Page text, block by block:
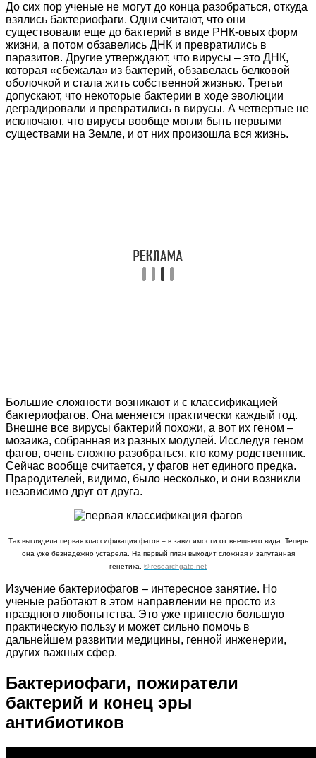
До сих пор ученые не могут до конца разобраться, откуда
взялись бактериофаги. Одни считают, что они
существовали еще до бактерий в виде РНК-овых форм
жизни, а потом обзавелись ДНК и превратились в
паразитов. Другие утверждают, что вирусы – это ДНК,
которая «сбежала» из бактерий, обзавелась белковой
оболочкой и стала жить собственной жизнью. Третьи
допускают, что некоторые бактерии в ходе эволюции
деградировали и превратились в вирусы. А четвертые не
исключают, что вирусы вообще могли быть первыми
существами на Земле, и от них произошла вся жизнь.
Большие сложности возникают и с классификацией
бактериофагов. Она меняется практически каждый год.
Внешне все вирусы бактерий похожи, а вот их геном –
мозаика, собранная из разных модулей. Исследуя геном
фагов, очень сложно разобраться, кто кому родственник.
Сейчас вообще считается, у фагов нет единого предка.
Прародителей, видимо, было несколько, и они возникли
независимо друг от друга.
Так выглядела первая классификация фагов – в зависимости от внешнего вида. Теперь
она уже безнадежно устарела. На первый план выходит сложная и запутанная
генетика. © researchgate.net
Изучение бактериофагов – интересное занятие. Но
ученые работают в этом направлении не просто из
праздного любопытства. Это уже принесло большую
практическую пользу и может сильно помочь в
дальнейшем развитии медицины, генной инженерии,
других важных сфер.
Бактериофаги, пожиратели
бактерий и конец эры
антибиотиков